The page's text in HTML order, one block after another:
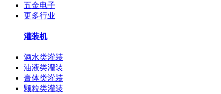
五金电子
更多行业
灌装机
酒水类灌装
油液类灌装
膏体类灌装
颗粒类灌装